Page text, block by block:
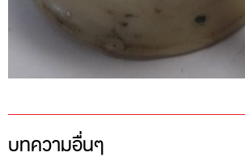
บทความอื่นๆ